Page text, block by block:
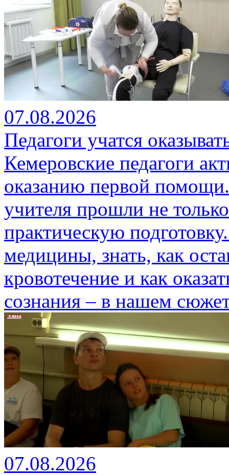
07.08.2026
Педагоги учатся
Кемеровские педагоги
оказанию первой
учителя прошли не
практическую
медицины, знать, как
кровотечение и как
сознания – в нашем
07.08.2026